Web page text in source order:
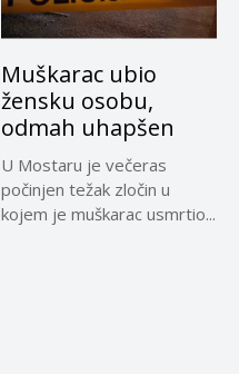
Muškarac ubio
žensku osobu,
odmah uhapšen
U Mostaru je večeras
počinjen težak zločin u
kojem je muškarac usmrtio...